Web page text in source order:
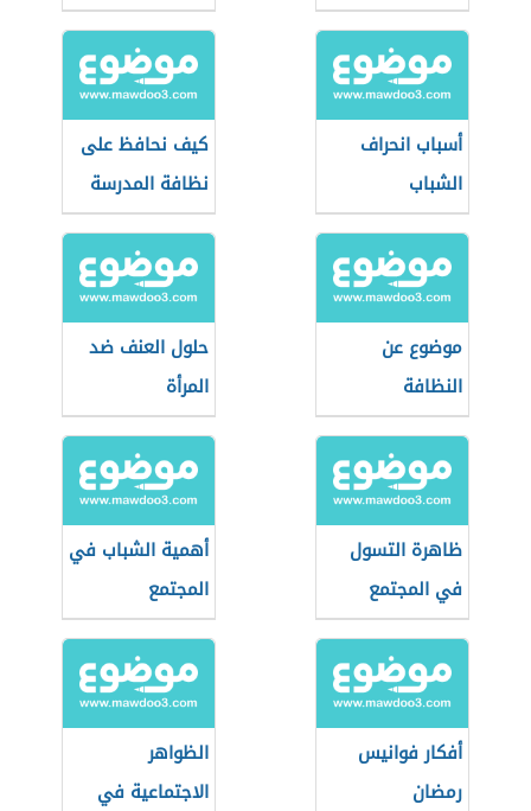
أسباب انحراف
الشباب
كيف نحافظ على
نظافة المدرسة
موضوع عن
النظافة
حلول العنف ضد
المرأة
ظاهرة التسول
في المجتمع
أهمية الشباب في
المجتمع
أفكار فوانيس
رمضان
الظواهر
الاجتماعية في